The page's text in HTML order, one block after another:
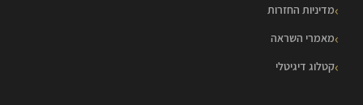
מדיניות החזרות
מאמרי השראה
קטלוג דיגיטלי